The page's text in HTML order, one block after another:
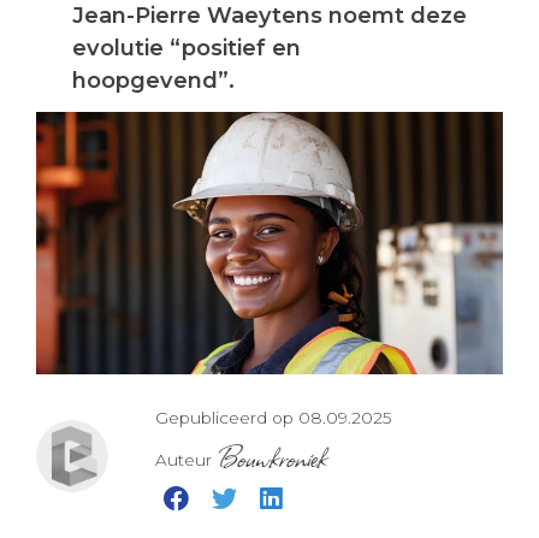
Jean-Pierre Waeytens noemt deze
evolutie “positief en
hoopgevend”.
Gepubliceerd op 08.09.2025
Auteur Bouwkroniek